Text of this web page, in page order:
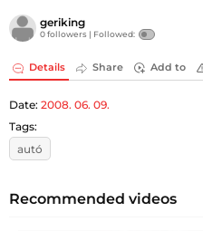
geriking
0 followers | Followed:
Details Share Add to
Date: 2008. 06. 09.
Tags:
autó
Recommended videos